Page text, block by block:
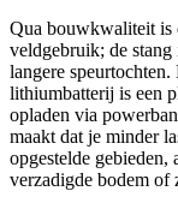
Qua bouwkwaliteit is
veldgebruik; de stang
langere
lithiumbatterij is een
opladen via
maakt dat je minder
opgestelde gebieden,
verzadigde bodem of